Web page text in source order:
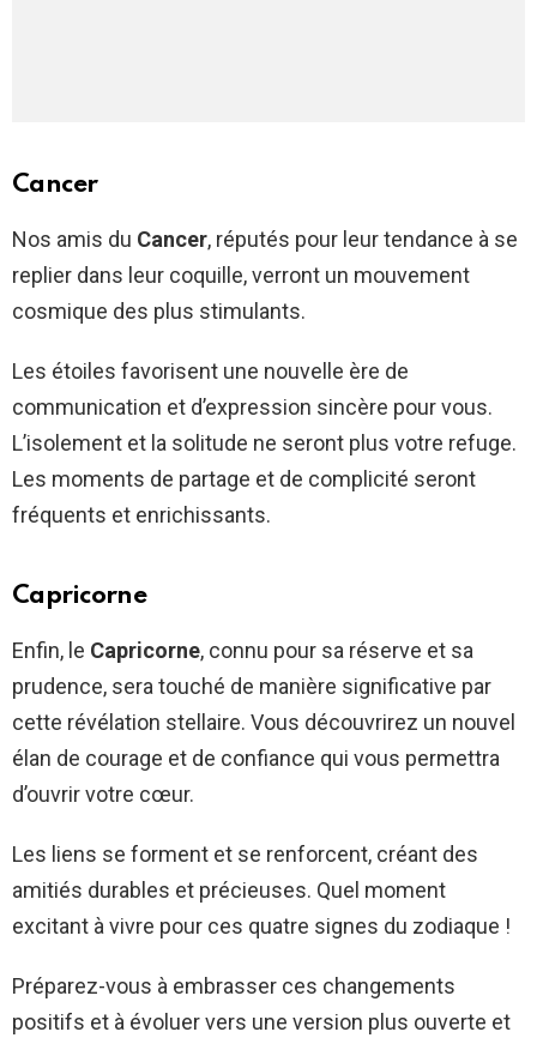
Cancer
Nos amis du Cancer, réputés pour leur tendance à se
replier dans leur coquille, verront un mouvement
cosmique des plus stimulants.
Les étoiles favorisent une nouvelle ère de
communication et d’expression sincère pour vous.
L’isolement et la solitude ne seront plus votre refuge.
Les moments de partage et de complicité seront
fréquents et enrichissants.
Capricorne
Enfin, le Capricorne, connu pour sa réserve et sa
prudence, sera touché de manière significative par
cette révélation stellaire. Vous découvrirez un nouvel
élan de courage et de confiance qui vous permettra
d’ouvrir votre cœur.
Les liens se forment et se renforcent, créant des
amitiés durables et précieuses. Quel moment
excitant à vivre pour ces quatre signes du zodiaque !
Préparez-vous à embrasser ces changements
positifs et à évoluer vers une version plus ouverte et